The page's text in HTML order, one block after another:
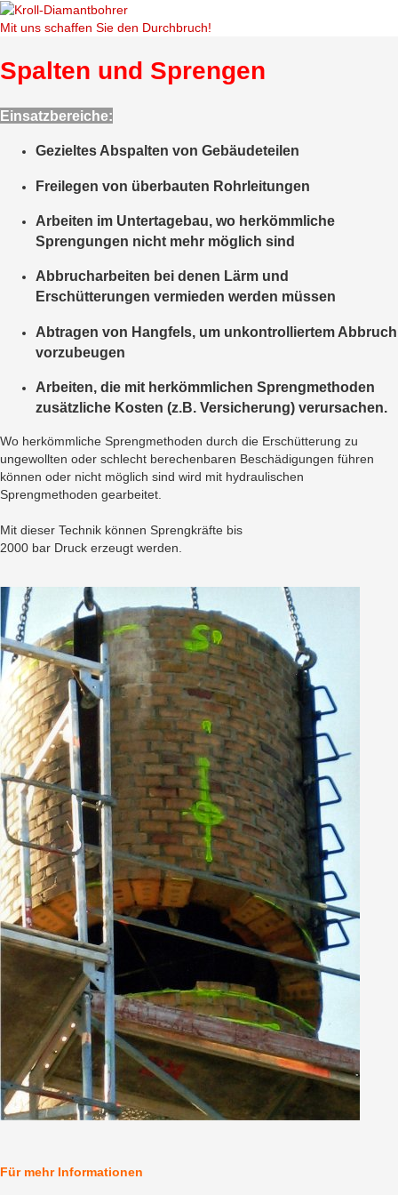
Mit uns schaffen Sie den Durchbruch!
Spalten und Sprengen
Einsatzbereiche:
Gezieltes Abspalten von Gebäudeteilen
Freilegen von überbauten Rohrleitungen
Arbeiten im Untertagebau, wo herkömmliche
Sprengungen nicht mehr möglich sind
Abbrucharbeiten bei denen Lärm und
Erschütterungen vermieden werden müssen
Abtragen von Hangfels, um unkontrolliertem Abbruch
vorzubeugen
Arbeiten, die mit herkömmlichen Sprengmethoden
zusätzliche Kosten (z.B. Versicherung) verursachen.
Wo herkömmliche Sprengmethoden durch die Erschütterung zu
ungewollten oder schlecht berechenbaren Beschädigungen führen
können oder nicht möglich sind wird mit hydraulischen
Sprengmethoden gearbeitet.
Mit dieser Technik können Sprengkräfte bis
2000 bar Druck erzeugt werden.
Für mehr Informationen